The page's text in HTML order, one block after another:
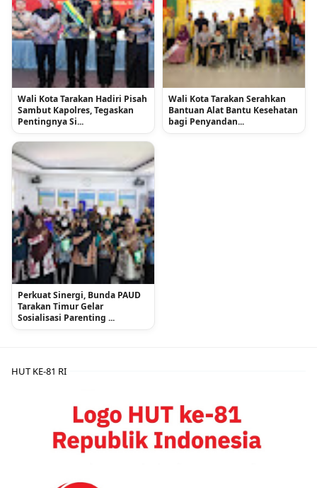
Wali Kota Tarakan Hadiri Pisah
Sambut Kapolres, Tegaskan
Pentingnya Si...
Wali Kota Tarakan Serahkan
Bantuan Alat Bantu Kesehatan
bagi Penyandan...
Perkuat Sinergi, Bunda PAUD
Tarakan Timur Gelar
Sosialisasi Parenting ...
HUT KE-81 RI